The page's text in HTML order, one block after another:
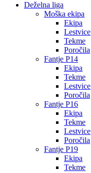
Deželna liga
Moška ekipa
Ekipa
Lestvice
Tekme
Poročila
Fantje P14
Ekipa
Tekme
Lestvice
Poročila
Fantje P16
Ekipa
Tekme
Lestvice
Poročila
Fantje P19
Ekipa
Tekme